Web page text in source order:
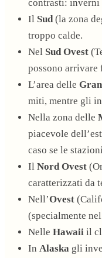
contrasti: inverni
Il Sud (la zona
troppo calde.
Nel Sud Ovest
possono arrivare
L’area delle
miti, mentre gli
Nella zona delle
piacevole
caso se le
Il Nord Ovest
caratterizzati da
Nell’Ovest
(specialmente
Nelle Hawaii il
In Alaska gli